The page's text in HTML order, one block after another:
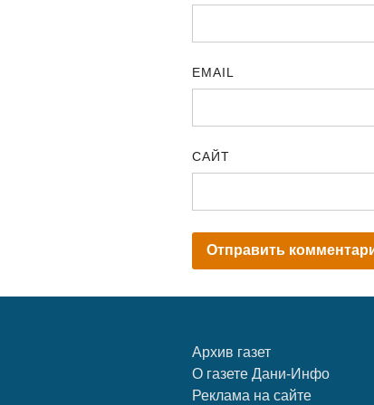
EMAIL
САЙТ
Архив газет
О газете Дани-Инфо
Реклама на сайте